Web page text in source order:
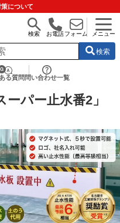
について
検索 お電話フォーム メニュー
検索
る質問 問い合わせ一覧
パー止水番2」